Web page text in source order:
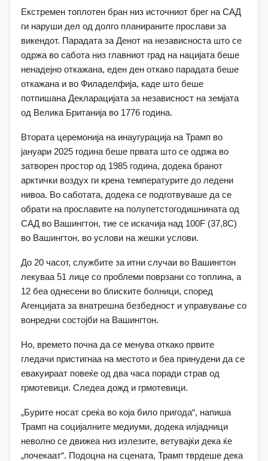
Екстремен топлотен бран низ источниот брег на САД
ги наруши дел од долго планираните прослави за
викендот. Парадата за Денот на независноста што се
одржа во сабота низ главниот град на нацијата беше
ненадејно откажана, еден ден откако парадата беше
откажана и во Филаделфија, каде што беше
потпишана Декларацијата за независност на земјата
од Велика Британија во 1776 година.
Втората церемонија на инаугурација на Трамп во
јануари 2025 година беше првата што се одржа во
затворен простор од 1985 година, додека бранот
арктички воздух ги крена температурите до ледени
нивоа. Во саботата, додека се подготвуваше да се
обрати на прославите на полупетстогодишнината од
САД во Вашингтон, тие се искачија над 100F (37,8C)
во Вашингтон, во услови на жешки услови.
До 20 часот, службите за итни случаи во Вашингтон
лекуваа 51 лице со проблеми поврзани со топлина, а
12 беа однесени во блиските болници, според
Агенцијата за внатрешна безбедност и управување со
вонредни состојби на Вашингтон.
Но, времето почна да се менува откако првите
гледачи пристигнаа на местото и беа принудени да се
евакуираат повеќе од два часа поради страв од
грмотевици. Следеа дожд и грмотевици.
„Бурите носат среќа во која било пригода“, напиша
Трамп на социјалните медиуми, додека илјадници
неволно се движеа низ излезите, ветувајќи дека ќе
„почекаат“. Подоцна на сцената, Трамп тврдеше дека